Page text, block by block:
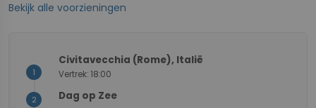
Bekijk alle voorzieningen
+
−
1
Civitavecchia (Rome), Italië
Vertrek: 18:00
2 Dag op Zee